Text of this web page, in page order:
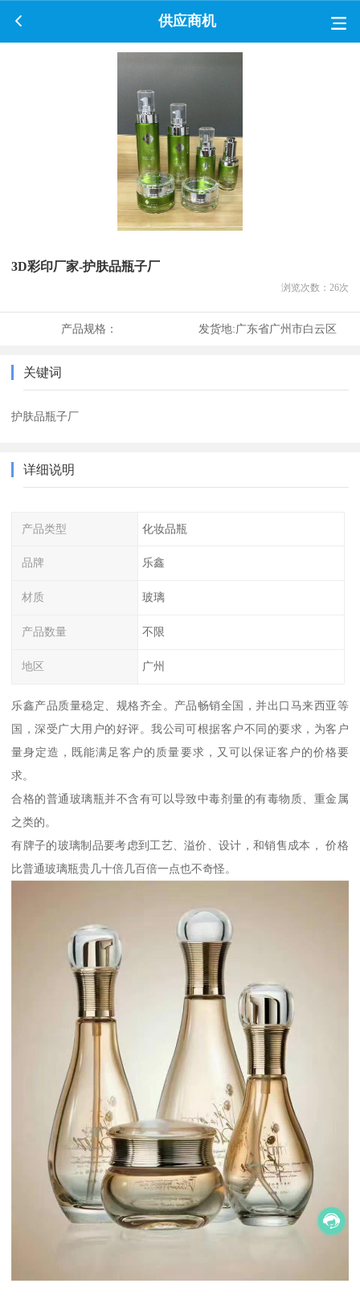
供应商机
3D彩印厂家-护肤品瓶子厂
浏览次数： 26次
产品规格： 发货地:广东省广州市白云区
关键词
护肤品瓶子厂
详细说明
产品类型 化妆品瓶
品牌 乐鑫
材质 玻璃
产品数量 不限
地区 广州
乐鑫产品质量稳定、规格齐全。产品畅销全国，并出口马来西亚等
国，深受广大用户的好评。我公司可根据客户不同的要求，为客户
量身定造，既能满足客户的质量要求，又可以保证客户的价格要
求。
合格的普通玻璃瓶并不含有可以导致中毒剂量的有毒物质、重金属
之类的。
有牌子的玻璃制品要考虑到工艺、溢价、设计，和销售成本， 价格
比普通玻璃瓶贵几十倍几百倍一点也不奇怪。